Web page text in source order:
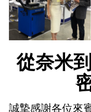
從奈米
誠摯感謝各位來